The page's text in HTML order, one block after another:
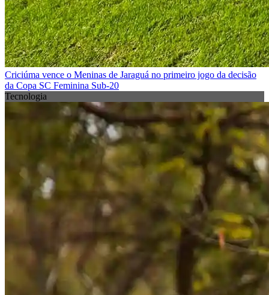
Criciúma vence o Meninas de Jaraguá no primeiro jogo da decisão
da Copa SC Feminina Sub-20
Tecnologia